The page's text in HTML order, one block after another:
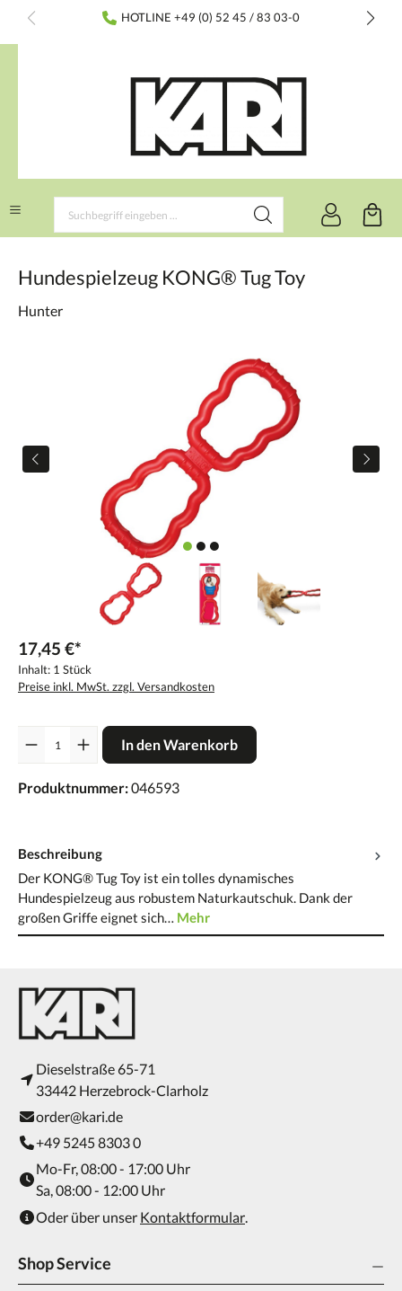
springen HOTLINE +49 (0) 52 45 / 83 03-0
Hundespielzeug KONG® Tug Toy
Hunter
17,45 €*
Inhalt: 1 Stück
Preise inkl. MwSt. zzgl. Versandkosten
In den Warenkorb
Produktnummer:046593
Beschreibung
Der KONG® Tug Toy ist ein tolles dynamisches
Hundespielzeug aus robustem Naturkautschuk. Dank der
großen Griffe eignet sich… Mehr
Dieselstraße 65-71
33442 Herzebrock-Clarholz
order@kari.de
+49 5245 8303 0
Mo-Fr, 08:00 - 17:00 Uhr
Sa, 08:00 - 12:00 Uhr
Oder über unser Kontaktformular.
Shop Service